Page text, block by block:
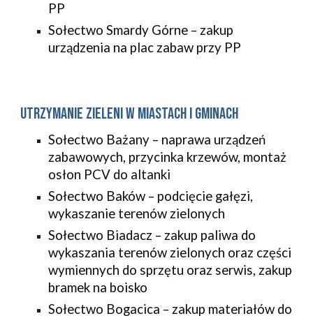
PP
Sołectwo Smardy Górne – zakup
urządzenia na plac zabaw przy PP
Utrzymanie zieleni w miastach i gminach
Sołectwo Bażany – naprawa urządzeń
zabawowych, przycinka krzewów, montaż
osłon PCV do altanki
Sołectwo Baków – podcięcie gałęzi,
wykaszanie terenów zielonych
Sołectwo Biadacz – zakup paliwa do
wykaszania terenów zielonych oraz części
wymiennych do sprzętu oraz serwis, zakup
bramek na boisko
Sołectwo Bogacica – zakup materiałów do